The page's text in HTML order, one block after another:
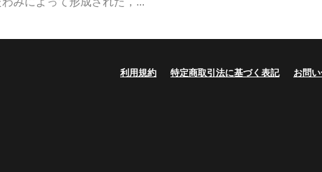
利用規約 特定商取引法に基づく表記 お問